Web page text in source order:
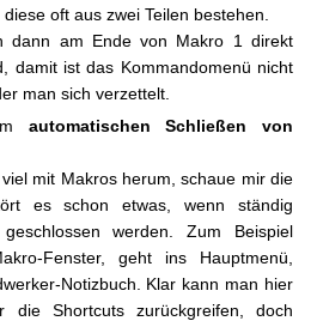
oft aus zwei Teilen bestehen.
dann am Ende von Makro 1 direkt
damit ist das Kommandomenü nicht
man sich verzettelt.
automatischen Schließen von
mit Makros herum, schaue mir die
es schon etwas, wenn ständig
werden. Zum Beispiel
Fenster, geht ins Hauptmenü,
Notizbuch. Klar kann man hier
die Shortcuts zurückgreifen, doch